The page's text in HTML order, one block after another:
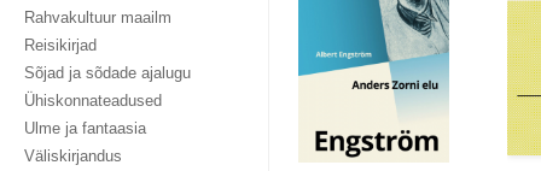
Rahvakultuur maailm
Reisikirjad
Sõjad ja sõdade ajalugu
Ühiskonnateadused
Ulme ja fantaasia
Väliskirjandus